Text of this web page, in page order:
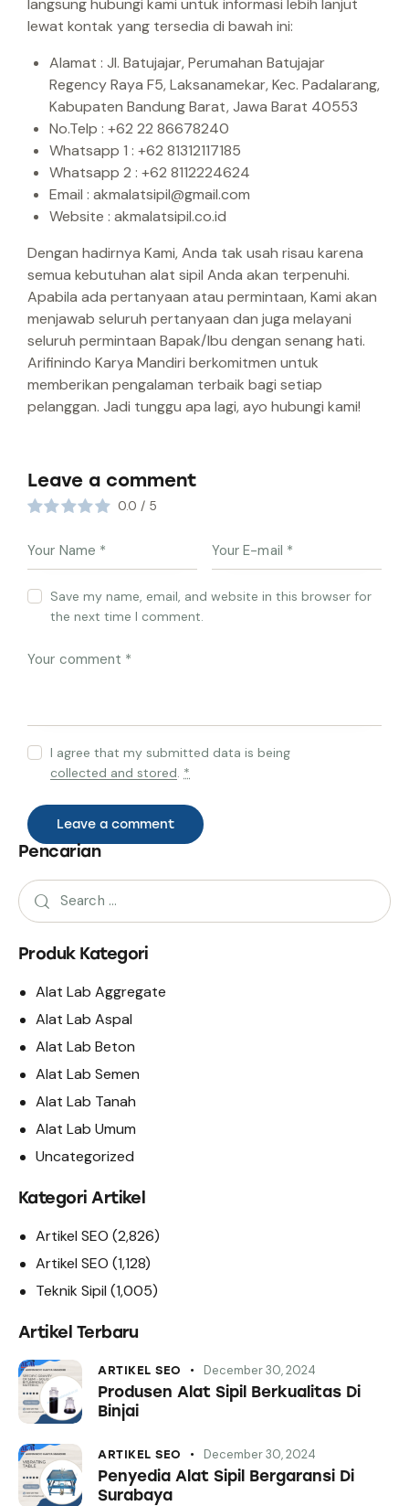
langsung hubungi kami untuk informasi lebih lanjut
lewat kontak yang tersedia di bawah ini:
Alamat : Jl. Batujajar, Perumahan Batujajar
Regency Raya F5, Laksanamekar, Kec. Padalarang,
Kabupaten Bandung Barat, Jawa Barat 40553
No.Telp : +62 22 86678240
Whatsapp 1 : +62 81312117185
Whatsapp 2 : +62 8112224624
Email : akmalatsipil@gmail.com
Website : akmalatsipil.co.id
Dengan hadirnya Kami, Anda tak usah risau karena
semua kebutuhan alat sipil Anda akan terpenuhi.
Apabila ada pertanyaan atau permintaan, Kami akan
menjawab seluruh pertanyaan dan juga melayani
seluruh permintaan Bapak/Ibu dengan senang hati.
Arifinindo Karya Mandiri berkomitmen untuk
memberikan pengalaman terbaik bagi setiap
pelanggan. Jadi tunggu apa lagi, ayo hubungi kami!
Leave a comment
0.0 / 5
Save my name, email, and website in this browser for
the next time I comment.
I agree that my submitted data is being
collected and stored *
Pencarian
Produk Kategori
Alat Lab Aggregate
Alat Lab Aspal
Alat Lab Beton
Alat Lab Semen
Alat Lab Tanah
Alat Lab Umum
Uncategorized
Kategori Artikel
Artikel SEO (2,826)
Artikel SEO (1,128)
Teknik Sipil (1,005)
Artikel Terbaru
ARTIKEL SEO December 30, 2024
Produsen Alat Sipil Berkualitas Di
Binjai
ARTIKEL SEO December 30, 2024
Penyedia Alat Sipil Bergaransi Di
Surabaya